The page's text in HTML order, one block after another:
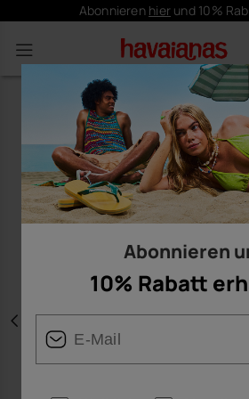
Abonnieren hierund 10%
Vorherige
Abonnieren
10% Rabatt